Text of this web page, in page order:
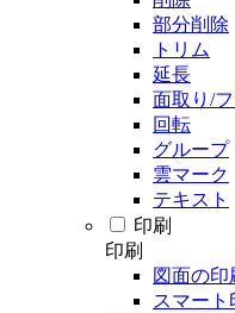
部分削除
トリム
延長
面取り/
回転
グループ
雲マーク
テキスト
印刷
印刷
図面の印
スマート